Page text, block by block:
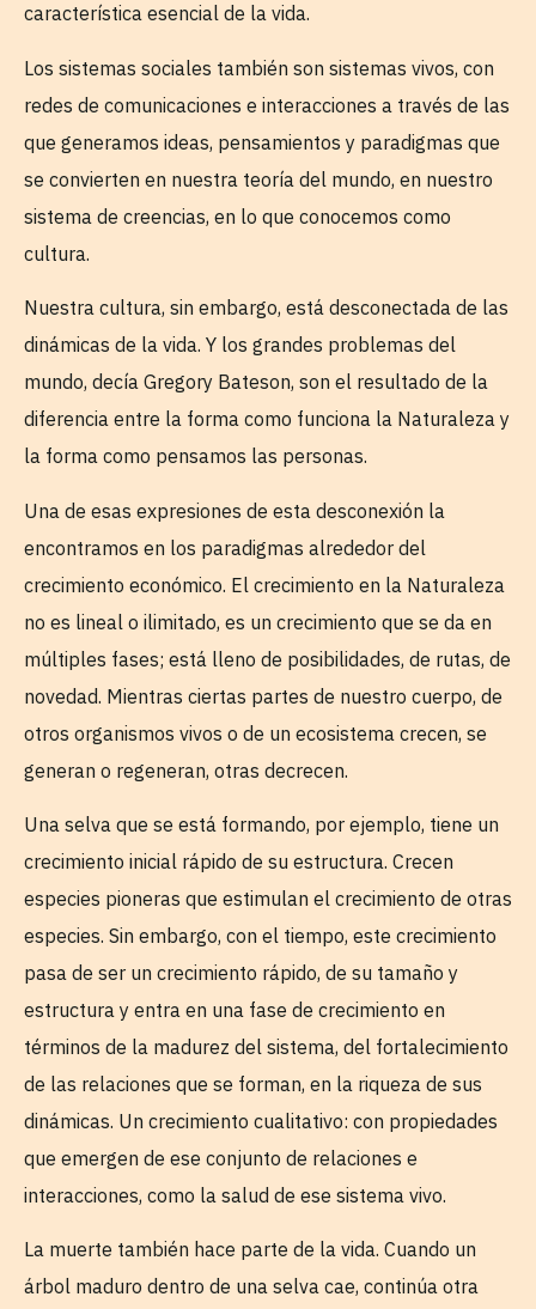
característica esencial de la vida.
Los sistemas sociales también son sistemas vivos, con
redes de comunicaciones e interacciones a través de las
que generamos ideas, pensamientos y paradigmas que
se convierten en nuestra teoría del mundo, en nuestro
sistema de creencias, en lo que conocemos como
cultura.
Nuestra cultura, sin embargo, está desconectada de las
dinámicas de la vida. Y los grandes problemas del
mundo, decía Gregory Bateson, son el resultado de la
diferencia entre la forma como funciona la Naturaleza y
la forma como pensamos las personas.
Una de esas expresiones de esta desconexión la
encontramos en los paradigmas alrededor del
crecimiento económico. El crecimiento en la Naturaleza
no es lineal o ilimitado, es un crecimiento que se da en
múltiples fases; está lleno de posibilidades, de rutas, de
novedad. Mientras ciertas partes de nuestro cuerpo, de
otros organismos vivos o de un ecosistema crecen, se
generan o regeneran, otras decrecen.
Una selva que se está formando, por ejemplo, tiene un
crecimiento inicial rápido de su estructura. Crecen
especies pioneras que estimulan el crecimiento de otras
especies. Sin embargo, con el tiempo, este crecimiento
pasa de ser un crecimiento rápido, de su tamaño y
estructura y entra en una fase de crecimiento en
términos de la madurez del sistema, del fortalecimiento
de las relaciones que se forman, en la riqueza de sus
dinámicas. Un crecimiento cualitativo: con propiedades
que emergen de ese conjunto de relaciones e
interacciones, como la salud de ese sistema vivo.
La muerte también hace parte de la vida. Cuando un
árbol maduro dentro de una selva cae, continúa otra